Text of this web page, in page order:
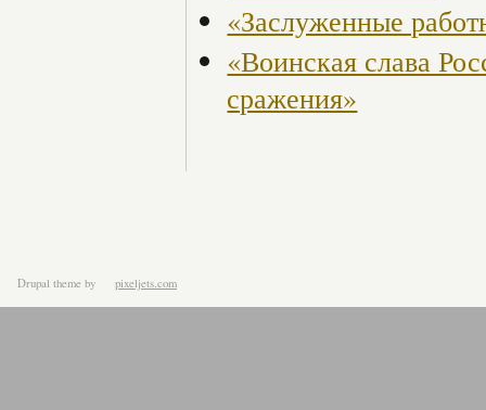
«Заслуженные
«Воинская слава
сражения»
Drupal theme by pixeljets.com